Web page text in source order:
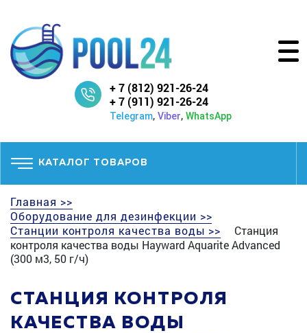
+ 7 (812) 921-26-24
+ 7 (911) 921-26-24
Telegram, Viber, WhatsApp
КАТАЛОГ ТОВАРОВ
Главная >>
Оборудование для дезинфекции >>
Станции контроля качества воды >>
Станция
контроля качества воды Hayward Aquarite Advanced
(300 м3, 50 г/ч)
СТАНЦИЯ КОНТРОЛЯ
КАЧЕСТВА ВОДЫ